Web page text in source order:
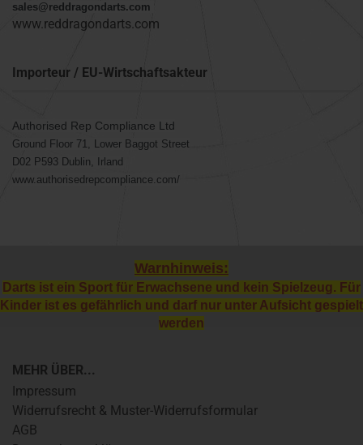
sales@reddragondarts.com
www.reddragondarts.com
Importeur / EU-Wirtschaftsakteur
Authorised Rep Compliance Ltd
Ground Floor 71, Lower Baggot Street
D02 P593 Dublin, Irland
www.authorisedrepcompliance.com/
Warnhinweis:
Darts ist ein Sport für Erwachsene und kein Spielzeug. Für
Kinder ist es gefährlich und darf nur unter Aufsicht gespielt
werden
MEHR ÜBER...
Impressum
Widerrufsrecht & Muster-Widerrufsformular
AGB